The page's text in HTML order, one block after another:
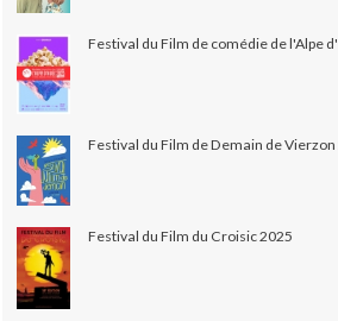
Festival du Film de comédie de l'Alpe
Festival du Film de Demain de Vierzon
Festival du Film du Croisic 2025